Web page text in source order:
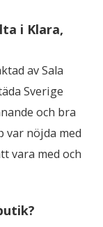
i Klara,
av Sala
Sverige
och bra
var nöjda med
vara med och